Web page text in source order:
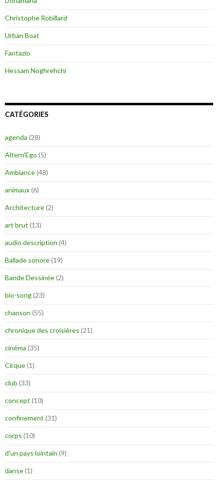
Christophe Robillard
Urban Boat
Fantazio
Hessam Noghrehchi
CATÉGORIES
agenda (28)
Altern'Ego (5)
Ambiance(48)
animaux(6)
Architecture(2)
art brut (13)
audio description (4)
Ballade sonore(19)
Bande Dessinée(2)
bio-song(23)
chanson (55)
chronique des croisières (21)
cinéma (35)
Cirque(1)
club (33)
concept (10)
confinement (31)
corps (10)
d'un pays lointain (9)
danse(1)